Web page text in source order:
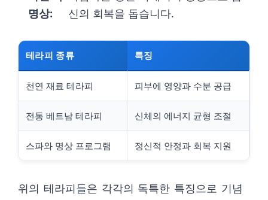
명상:
신의 회복을 돕습니다.
테라피 종류 특징
천연 재료 테라피 피부에 영양과 수분 공급
전통 베트남 테라피 신체의 에너지 균형 조절
스파와 명상 프로그램 정신적 안정과 회복 지원
위의 테라피들은 각각의 독특한 특징으로 기념